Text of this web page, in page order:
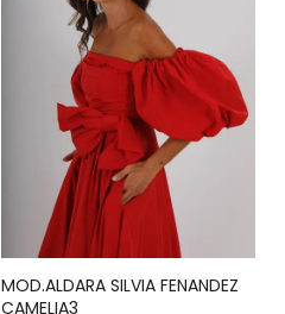
MOD.ALDARA SILVIA FENANDEZ
CAMELIA3